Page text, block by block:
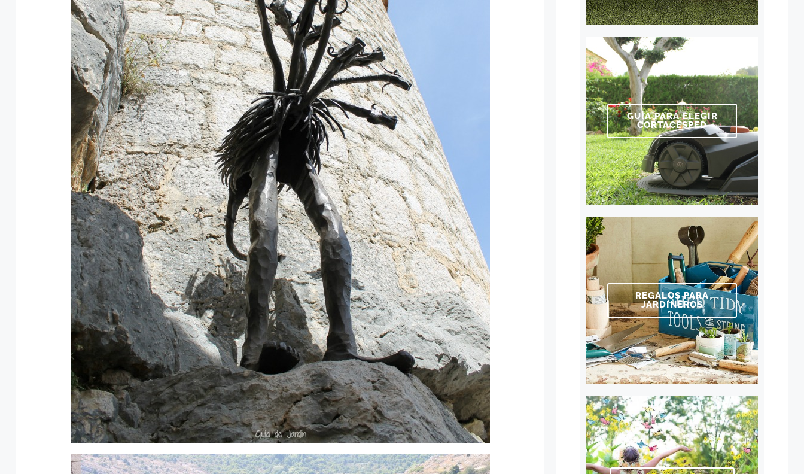
GUÍA PARA ELEGIR
CORTACÉSPED
REGALOS PARA
JARDINEROS